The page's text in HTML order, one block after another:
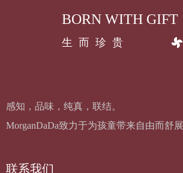
BORN WITH GIFT
感知，品味，纯真，联结。
MorganDaDa致力于为孩童带来自由而舒
生而珍贵
联系我们